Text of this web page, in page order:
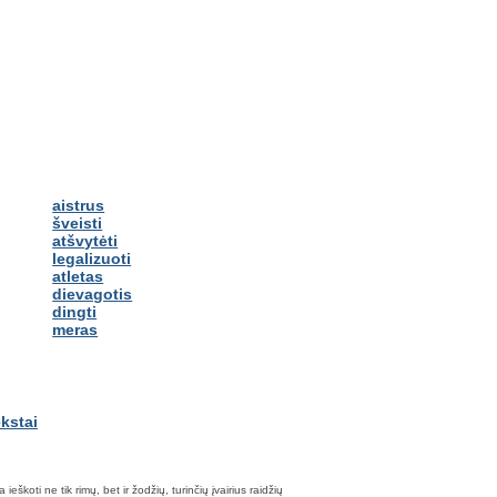
aistrus
šveisti
atšvytėti
legalizuoti
atletas
dievagotis
dingti
meras
ne tik rimų, bet ir žodžių, turinčių įvairius raidžių